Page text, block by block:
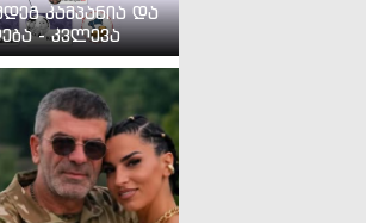
კამპანია და
- კვლევა